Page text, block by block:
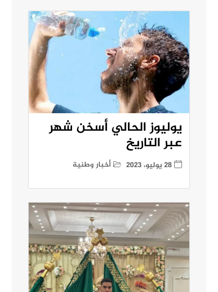
يوليوز الحالي أسخن شهر
عبر التاريخ
28 يوليو، 2023 أخبار وطنية